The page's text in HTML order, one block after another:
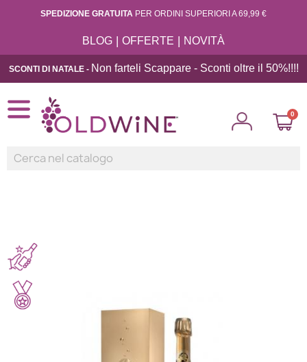
SPEDIZIONE GRATUITA PER ORDINI SUPERIORI A 69,99 €
BLOG | OFFERTE | NOVITÀ
SCONTI DI NATALE - Non farteli Scappare - Sconti oltre il 50%!!!!